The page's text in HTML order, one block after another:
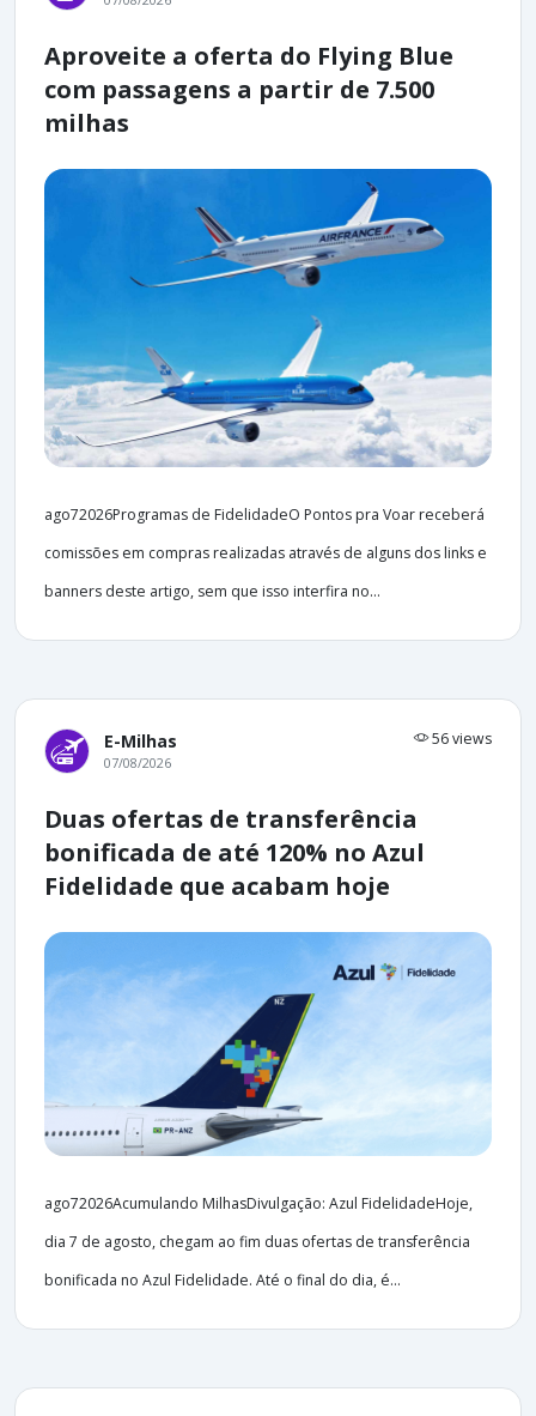
Aproveite a oferta do Flying Blue
com passagens a partir de 7.500
milhas
ago72026Programas de FidelidadeO Pontos pra Voar receberá
comissões em compras realizadas através de alguns dos links e
banners deste artigo, sem que isso interfira no...
E-Milhas 56 views
07/08/2026
Duas ofertas de transferência
bonificada de até 120% no Azul
Fidelidade que acabam hoje
ago72026Acumulando MilhasDivulgação: Azul FidelidadeHoje,
dia 7 de agosto, chegam ao fim duas ofertas de transferência
bonificada no Azul Fidelidade. Até o final do dia, é...